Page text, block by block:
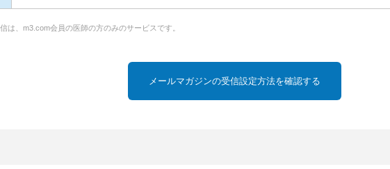
は、m3.com会員の医師の方のみのサービスです。
メールマガジンの受信設定方法を確認する